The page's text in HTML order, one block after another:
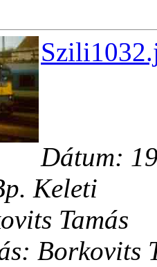
Dátum:
Keleti
Tamás
Borkovits